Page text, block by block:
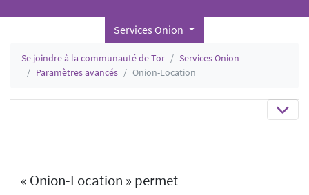
Services Onion
Se joindre à la communauté de Tor
Services Onion
Paramètres avancés
Onion-Location
« Onion-Location » permet